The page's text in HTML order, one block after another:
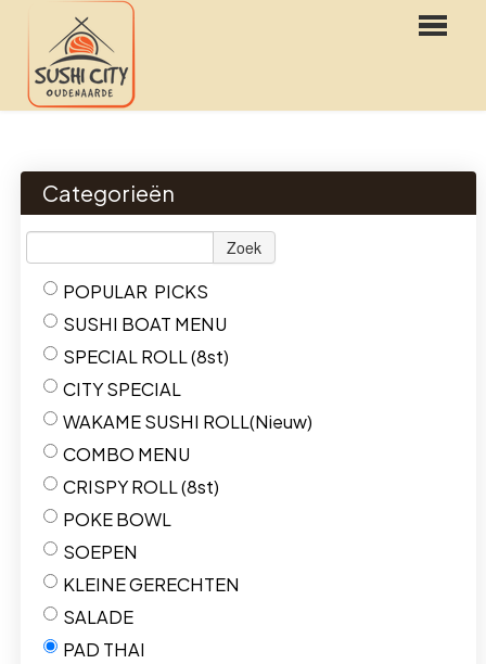
BESTELLEN
MENU
RESERVATIES
LOGIN
CONTACT
Categorieën
Zoek
POPULAR PICKS
SUSHI BOAT MENU
SPECIAL ROLL (8st)
CITY SPECIAL
WAKAME SUSHI ROLL(Nieuw)
COMBO MENU
CRISPY ROLL (8st)
POKE BOWL
SOEPEN
KLEINE GERECHTEN
SALADE
PAD THAI